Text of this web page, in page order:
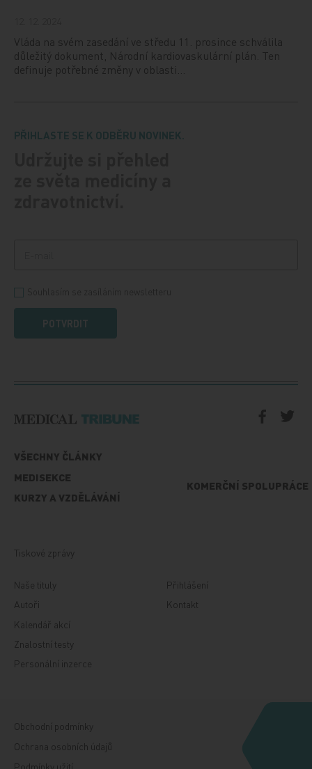
Vláda na svém zasedání ve středu 11. prosince schválila
důležitý dokument, Národní kardiovaskulární plán. Ten
definuje potřebné změny v oblasti…
PŘIHLASTE SE K ODBĚRU NOVINEK.
POTVRDIT
VŠECHNY ČLÁNKY
MEDISEKCE
KURZY A VZDĚLÁVÁNÍ
KOMERČNÍ SPOLUPRÁCE
Tiskové zprávy
Naše tituly
Autoři
Kalendář akcí
Znalostní testy
Personální inzerce
Přihlášení
Kontakt
Obchodní podmínky
Ochrana osobních údajů
Podmínky užití